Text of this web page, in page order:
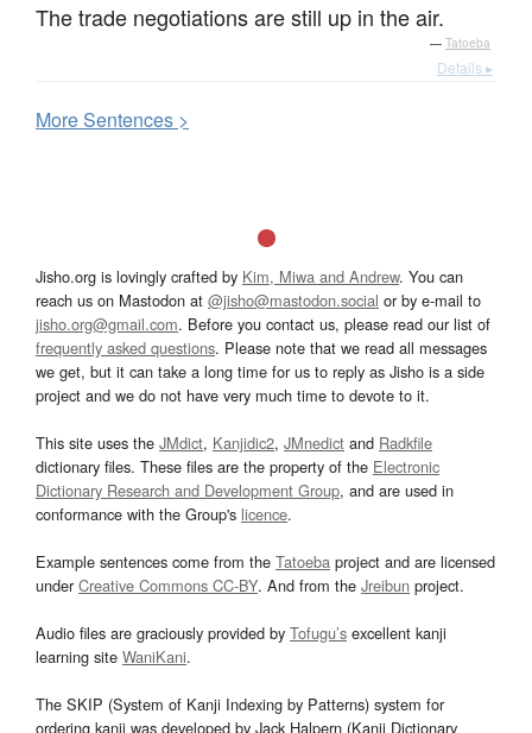
The trade negotiations are still up in the air.
— Tatoeba
Details ▸
MoreSentences >
Jisho.org is lovingly crafted by Kim, Miwa and Andrew. You can
reach us on Mastodon at @jisho@mastodon.social or by e-mail to
jisho.org@gmail.com. Before you contact us, please read our list of
frequently asked questions. Please note that we read all messages
we get, but it can take a long time for us to reply as Jisho is a side
project and we do not have very much time to devote to it.
This site uses the JMdict, Kanjidic2, JMnedict and Radkfile
dictionary files. These files are the property of the Electronic
Dictionary Research and Development Group, and are used in
conformance with the Group's licence.
Example sentences come from the Tatoeba project and are licensed
underCreative Commons CC-BY. And from the Jreibun project.
Audio files are graciously provided by Tofugu’s excellent kanji
learning site WaniKani.
The SKIP (System of Kanji Indexing by Patterns) system for
ordering kanji was developed by Jack Halpern (Kanji Dictionary